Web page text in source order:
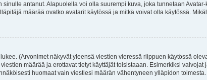
antanut. Alapuolella voi olla suurempi kuva, joka tunnetaan
määrää ovatko avatarit käytössä ja mitkä voivat olla käytössä.
(Arvonimet näkyvät yleensä viestien vieressä riippuen käytössä
määrää ja erottavat tietyt käyttäjät toisistaaan. Esimerkiksi
huomaat vain viestiesi määrän vähentyneen ylläpidon toimesta.